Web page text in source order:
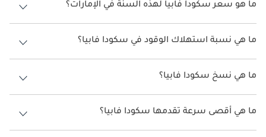
ما هو سعر سكودا فابيا لهذه السنة في الإمارات؟
سكودا فابيا لهذه السنة في الإمارات هو 48,000.
ما هي نسبة استهلاك الوقود في سكودا فابيا؟
اقترحت الشركة المصنعة أن تكون نسبة توفير استهلاك الوقود لسيارة
سكودا فابيا هو 21.3كم/ليتر.
ما هي نسخ سكودا فابيا؟
نسخ سكودا فابيا هي 1.0 TSI نشط.
ما هي أقصى سرعة تقدمها سكودا فابيا؟
السرعة القصوى سكودا فابيا هي 195كم/الساعة.